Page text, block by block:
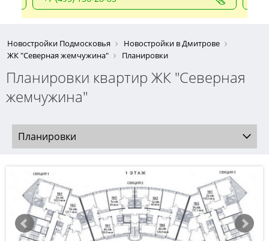
Новостройки Подмосковья
Новостройки в Дмитрове
ЖК "Северная жемчужина"
Планировки
Планировки квартир ЖК "Северная
жемчужина"
Планировки